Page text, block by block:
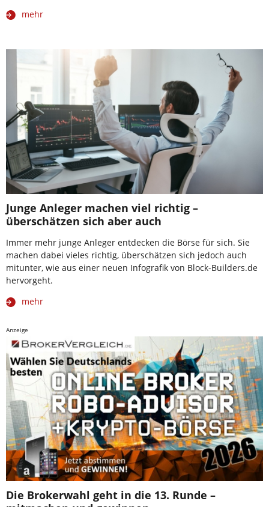
mehr
Junge Anleger machen viel richtig –
überschätzen sich aber auch
Immer mehr junge Anleger entdecken die Börse für sich. Sie
machen dabei vieles richtig, überschätzen sich jedoch auch
mitunter, wie aus einer neuen Infografik von Block-Builders.de
hervorgeht.
mehr
Anzeige
Die Brokerwahl geht in die 13. Runde –